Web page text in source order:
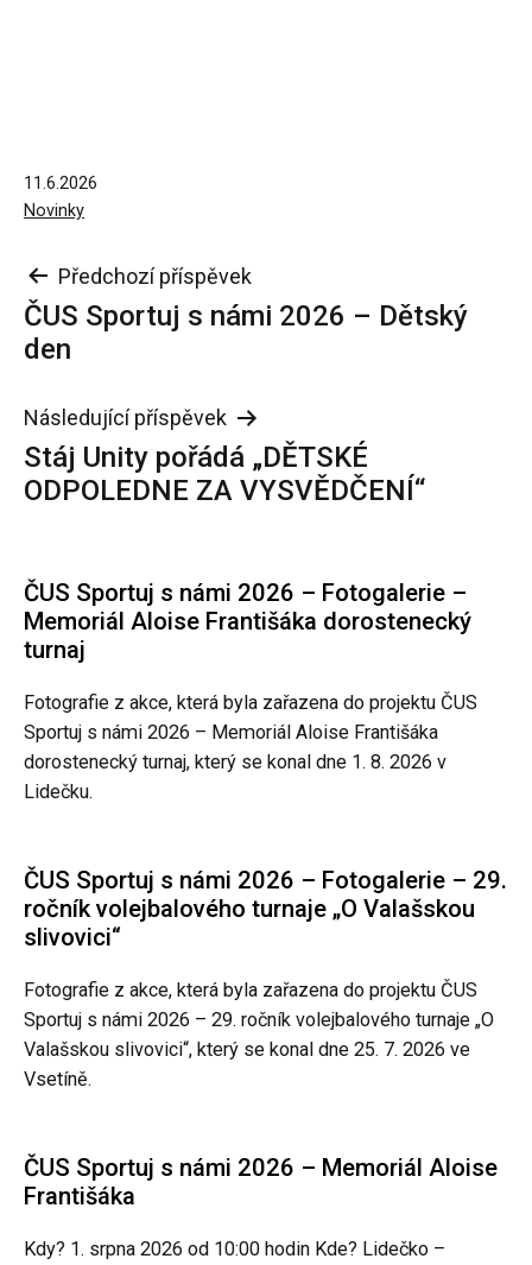
Publikováno
11.6.2026
VNovinky
Navigace
pro
Předchozí příspěvek
ČUS Sportuj s námi 2026 – Dětský
den
Následující příspěvek
Stáj Unity pořádá „DĚTSKÉ
ODPOLEDNE ZA VYSVĚDČENÍ“
ČUS Sportuj s námi 2026 – Fotogalerie –
Memoriál Aloise Františáka dorostenecký
turnaj
Fotografie z akce, která byla zařazena do projektu ČUS
Sportuj s námi 2026 – Memoriál Aloise Františáka
dorostenecký turnaj, který se konal dne 1. 8. 2026 v
Lidečku.
ČUS Sportuj s námi 2026 – Fotogalerie – 29.
ročník volejbalového turnaje „O Valašskou
slivovici“
Fotografie z akce, která byla zařazena do projektu ČUS
Sportuj s námi 2026 – 29. ročník volejbalového turnaje „O
Valašskou slivovici“, který se konal dne 25. 7. 2026 ve
Vsetíně.
ČUS Sportuj s námi 2026 – Memoriál Aloise
Františáka
Kdy? 1. srpna 2026 od 10:00 hodin Kde? Lidečko –